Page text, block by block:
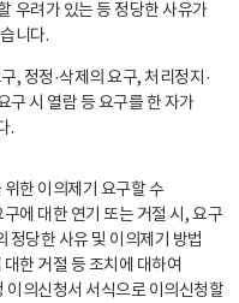
우려가 있는 등 정당한 사유가
니다.
, 정정·삭제의 요구, 처리정지·
구 시 열람 등 요구를 한 자가
.
한 이의제기 요구할 수
에 대한 연기 또는 거절 시, 요구
정당한 사유 및 이의제기 방법
한 거절 등 조치에 대하여
이의신청서 서식으로 이의신청할